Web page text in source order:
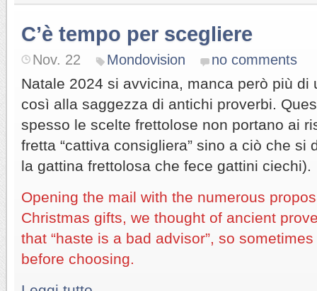
C’è tempo per scegliere
Nov. 22 Mondovision no comments
Natale 2024 si avvicina, manca però più di
così alla saggezza di antichi proverbi.
spesso le scelte frettolose non portano ai
fretta “cattiva consigliera” sino a ciò che si
la gattina frettolosa che fece gattini ciechi).
Opening the mail with the numerous
Christmas gifts, we thought of ancient
that “haste is a bad advisor”, so sometimes
before choosing.